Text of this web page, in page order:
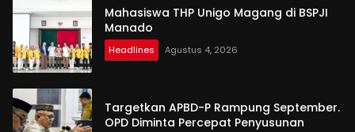
Mahasiswa THP Unigo Magang di BSPJI
Manado
Headlines Agustus 4, 2026
Targetkan APBD-P Rampung September.
OPD Diminta Percepat Penyusunan